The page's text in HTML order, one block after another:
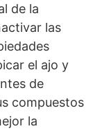
de la
las
el ajo y
de
compuestos
la